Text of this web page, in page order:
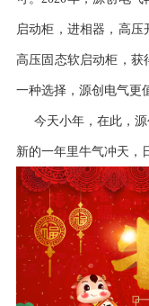
启动柜，进相器，高压
高压固态软启动柜，获
一种选择，源创电气更
今天小年，在此，源
新的一年里牛气冲天，